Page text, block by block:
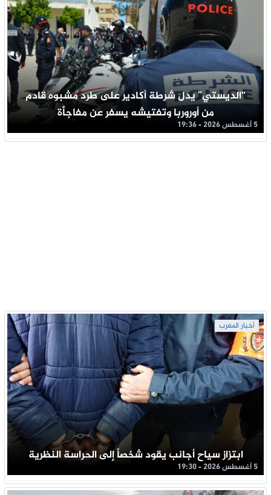
“الديستي” يدل شرطة أكادير على طرد مشبوه قادم
من أوروربا وتفتيشه يسفر عن مفاجأة
5 أغسطس 2026 - 19:36
أخبار المغرب
ابتزاز سياح أجانب يقود شخصاً إلى الحراسة النظرية
5 أغسطس 2026 - 19:30